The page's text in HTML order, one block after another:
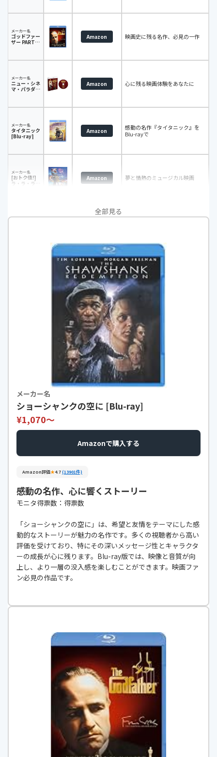
メーカー名
ゴッドファー
ザー PART I
[Blu-ray]
Amazon 映画史に残る名作、必見の一作
メーカー名
ニュー・シネ
マ・パラダイ
及版 [Blu-
Amazon 心に残る映画体験をあなたに
メーカー名
タイタニック
[Blu-ray]
Amazon
感動の名作『タイタニック』を
Blu-rayで
メーカー名
[おトク値!]
ラ・ラ・ラン
Amazon 夢と情熱のミュージカル映画
全部見る
メーカー名
ショーシャンクの空に [Blu-ray]
¥1,070〜
Amazonで購入する
Amazon評価★4.7(13901件)
感動の名作、心に響くストーリー
モニタ得票数：得票数
「ショーシャンクの空に」は、希望と友情をテーマにした感
動的なストーリーが魅力の名作です。多くの視聴者から高い
評価を受けており、特にその深いメッセージ性とキャラクタ
ーの成長が心に残ります。Blu-ray版では、映像と音質が向
上し、より一層の没入感を楽しむことができます。映画ファ
ン必見の作品です。